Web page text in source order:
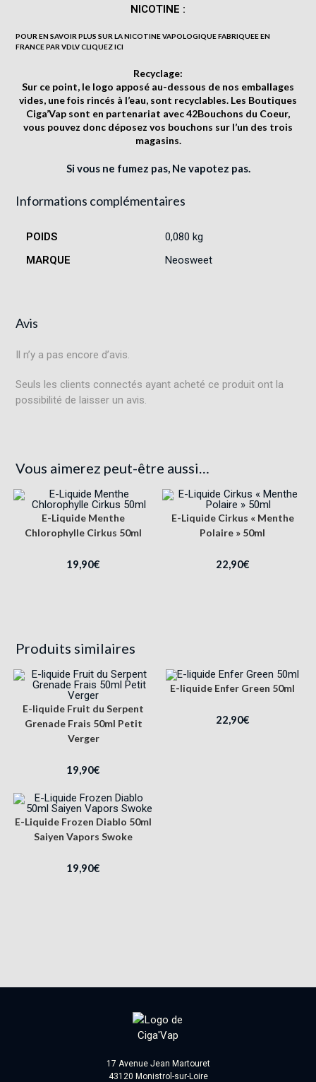
NICOTINE :
POUR EN SAVOIR PLUS SUR LA NICOTINE VAPOLOGIQUE FABRIQUEE EN
FRANCE PAR VDLVCLIQUEZ ICI
Recyclage:
Sur ce point, le logo apposé au-dessous de nos emballages
vides, une fois rincés à l’eau, sont recyclables. Les Boutiques
Ciga’Vap sont en partenariat avec42Bouchons du Coeur,
vous pouvez donc déposez vos bouchons sur l’un des trois
magasins.
Si vous ne fumez pas, Ne vapotez pas.
Informations complémentaires
POIDS
0,080 kg
MARQUE
Neosweet
Avis
Il n’y a pas encore d’avis.
Seuls les clients connectés ayant acheté ce produit ont la
possibilité de laisser un avis.
Vous aimerez peut-être aussi…
E-Liquide Menthe
Chlorophylle Cirkus 50ml
19,90€
E-Liquide Cirkus « Menthe
Polaire » 50ml
22,90€
Produits similaires
E-liquide Fruit du Serpent
Grenade Frais 50ml Petit
Verger
19,90€
E-liquide Enfer Green 50ml
22,90€
E-Liquide Frozen Diablo 50ml
Saiyen Vapors Swoke
19,90€
17 Avenue Jean Martouret
43120 Monistrol-sur-Loire